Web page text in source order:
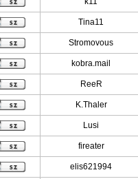
Tina11
Stromovous
kobra.mail
ReeR
K.Thaler
Lusi
fireater
elis621994